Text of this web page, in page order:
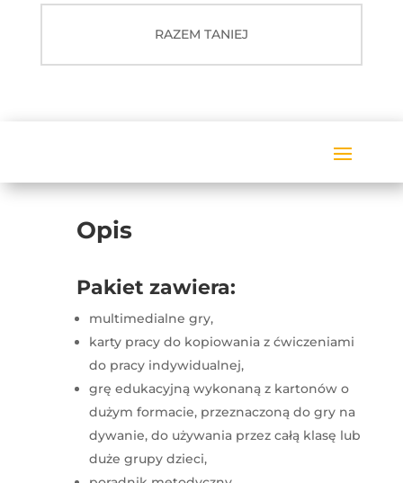
RAZEM TANIEJ
Opis
Pakiet zawiera:
multimedialne gry,
karty pracy do kopiowania z ćwiczeniami
do pracy indywidualnej,
grę edukacyjną wykonaną z kartonów o
dużym formacie, przeznaczoną do gry na
dywanie, do używania przez całą klasę lub
duże grupy dzieci,